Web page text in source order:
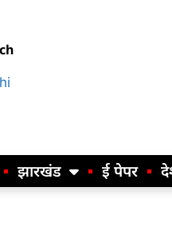
झारखंड ई पेपर